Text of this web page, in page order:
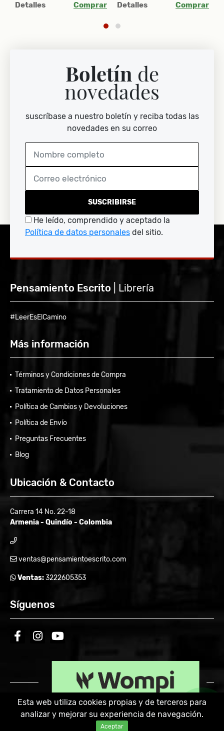
Detalles Comprar Detalles Comprar
Boletín de
novedades
suscríbase a nuestro boletín y reciba todas las
novedades en su correo
SUSCRIBIRSE
He leído, comprendido y aceptado la
Política de datos personales del sitio.
Pensamiento Escrito | Librería
#LeerEsElCamino
Más información
Términos y Condiciones de Compra
Tratamiento de Datos Personales
Política de Cambios y Devoluciones
Política de Envío
Preguntas Frecuentes
Blog
Ubicación & Contacto
Carrera 14 No. 22-18
Armenia - Quindío - Colombia
ventas@pensamientoescrito.com
Ventas:3222605353
Síguenos
facebookinstagramyoutube
Powered by:
Esta web utiliza cookies propias y de terceros para
analizar y mejorar su experiencia de navegación.
Aceptar